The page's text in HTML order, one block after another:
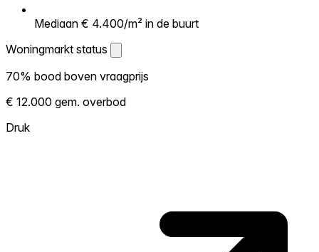
Mediaan € 4.400/m² in de buurt
Woningmarkt status
Woningmarkt status
Laat zien hoe competitief de markt hier is.
Hoe meer woningen boven vraagprijs
verkopen, hoe heter. Heet? Verwacht
70% bood boven vraagprijs
€ 12.000 gem. overbod
Druk